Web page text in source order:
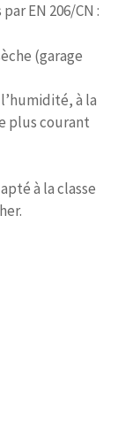
EN 206/CN :
(garage
à la
plus courant
à la classe